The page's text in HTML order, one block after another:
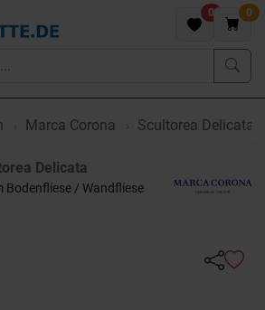
0 0
Marca Corona Scultorea Delicata
Delicata
Bodenfliese / Wandfliese